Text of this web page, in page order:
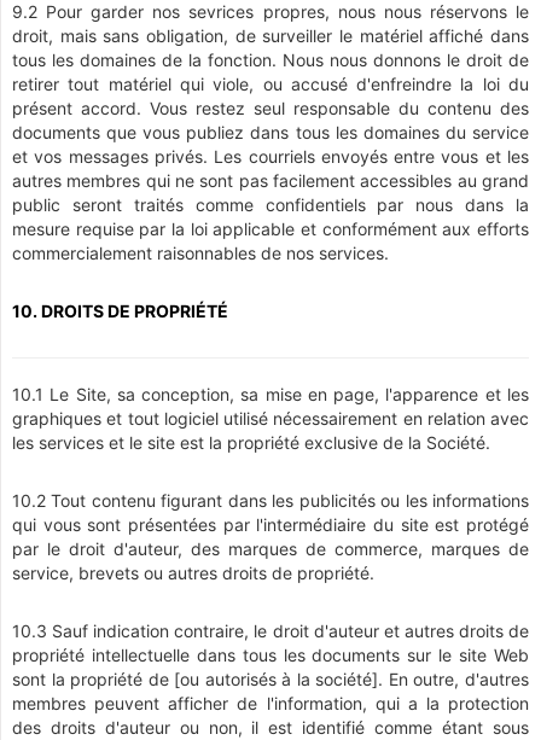
9.2 Pour garder nos sevrices propres, nous nous réservons le
droit, mais sans obligation, de surveiller le matériel affiché dans
tous les domaines de la fonction. Nous nous donnons le droit de
retirer tout matériel qui viole, ou accusé d'enfreindre la loi du
présent accord. Vous restez seul responsable du contenu des
documents que vous publiez dans tous les domaines du service
et vos messages privés. Les courriels envoyés entre vous et les
autres membres qui ne sont pas facilement accessibles au grand
public seront traités comme confidentiels par nous dans la
mesure requise par la loi applicable et conformément aux efforts
commercialement raisonnables de nos services.
10. DROITS DE PROPRIÉTÉ
10.1 Le Site, sa conception, sa mise en page, l'apparence et les
graphiques et tout logiciel utilisé nécessairement en relation avec
les services et le site est la propriété exclusive de la Société.
10.2 Tout contenu figurant dans les publicités ou les informations
qui vous sont présentées par l'intermédiaire du site est protégé
par le droit d'auteur, des marques de commerce, marques de
service, brevets ou autres droits de propriété.
10.3 Sauf indication contraire, le droit d'auteur et autres droits de
propriété intellectuelle dans tous les documents sur le site Web
sont la propriété de [ou autorisés à la société]. En outre, d'autres
membres peuvent afficher de l'information, qui a la protection
des droits d'auteur ou non, il est identifié comme étant sous